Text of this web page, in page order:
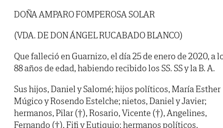
DOÑA AMPARO FOMPEROSA SOLAR
(VDA. DE DON ÁNGEL RUCABADO BLANCO)
Que falleció en Guarnizo, el día 25 de enero de 2020, a
88 años de edad, habiendo recibido los SS. SS y la B. A.
Sus hijos, Daniel y Salomé; hijos políticos, María Esther
Múgico y Rosendo Estelche; nietos, Daniel y Javier;
hermanos, Pilar (†), Rosario, Vicente (†), Angelines,
Fernando (†), Fifi y Eutiquio; hermanos políticos,